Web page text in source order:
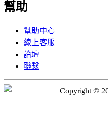
幫助
幫助中心
線上客服
論壇
聯繫
Copyright ©